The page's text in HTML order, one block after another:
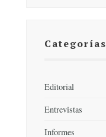
Categorías
Editorial
Entrevistas
Informes